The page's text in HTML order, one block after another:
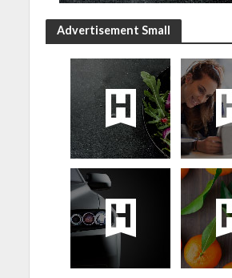
Advertisement Small